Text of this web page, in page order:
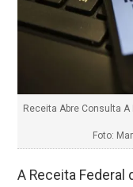
Receita Abre Consulta
Foto:
A Receita Federal